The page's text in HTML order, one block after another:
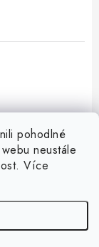
pohodlné
neustále
Více
děti